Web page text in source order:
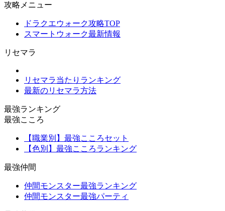
攻略メニュー
ドラクエウォーク攻略TOP
スマートウォーク最新情報
リセマラ
リセマラ当たりランキング
最新のリセマラ方法
最強ランキング
最強こころ
【職業別】最強こころセット
【色別】最強こころランキング
最強仲間
仲間モンスター最強ランキング
仲間モンスター最強パーティ